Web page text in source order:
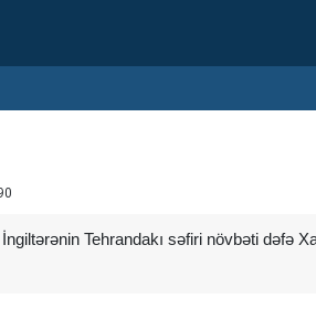
Tehrandakı səfiri növbəti dəfə